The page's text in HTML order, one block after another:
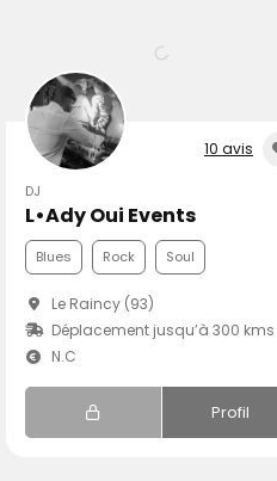
10 avis
DJ
L•Ady Oui Events
Blues Rock Soul
Le Raincy (93)
Déplacement jusqu’à 300 kms
N.C
Profil